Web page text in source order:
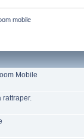
mobile
Mobile